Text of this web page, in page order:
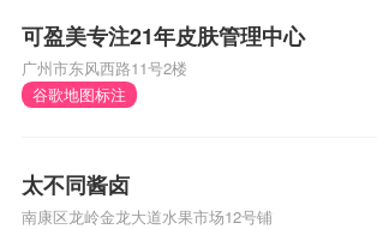
可盈美专注21年皮肤管理中心
广州市东风西路11号2楼
谷歌地图标注
太不同酱卤
南康区龙岭金龙大道水果市场12号铺